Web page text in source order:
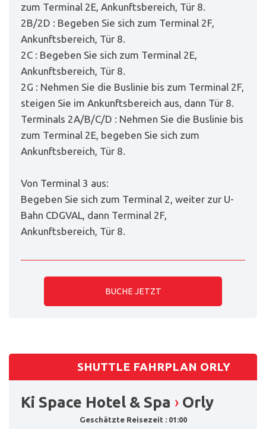
zum Terminal 2E, Ankunftsbereich, Tür 8.
2B/2D : Begeben Sie sich zum Terminal 2F,
Ankunftsbereich, Tür 8.
2C : Begeben Sie sich zum Terminal 2E,
Ankunftsbereich, Tür 8.
2G : Nehmen Sie die Buslinie bis zum Terminal 2F,
steigen Sie im Ankunftsbereich aus, dann Tür 8.
Terminals 2A/B/C/D : Nehmen Sie die Buslinie bis
zum Terminal 2E, begeben Sie sich zum
Ankunftsbereich, Tür 8.
Von Terminal 3 aus:
Begeben Sie sich zum Terminal 2, weiter zur U-
Bahn CDGVAL, dann Terminal 2F,
Ankunftsbereich, Tür 8.
BUCHE JETZT
SHUTTLE FAHRPLAN ORLY
Ki Space Hotel & Spa › Orly
Geschätzte Reisezeit : 01:00